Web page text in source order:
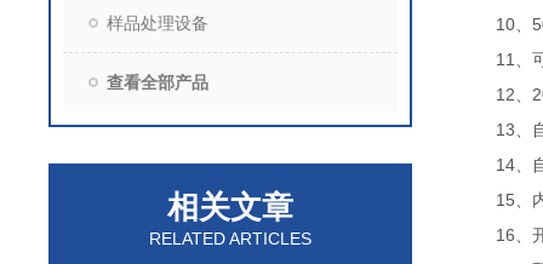
样品处理设备
查看全部产品
相关文章
RELATED ARTICLES
10、
11 、
12、
13、
14、
15、
16、